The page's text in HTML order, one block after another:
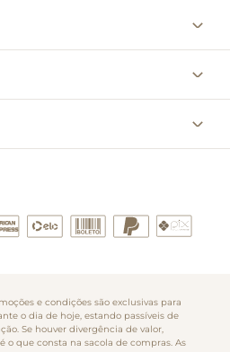
e condições são exclusivas para
o dia de hoje, estando passíveis de
Se houver divergência de valor,
o que consta na sacola de compras. As